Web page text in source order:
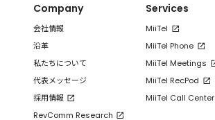
Company
会社情報
沿革
私たちについて
代表メッセージ
採用情報
RevComm Research
Services
MiiTel
MiiTel Phone
MiiTel Meetings
MiiTel RecPod
MiiTel Call Center